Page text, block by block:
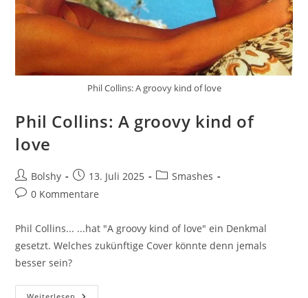
Phil Collins: A groovy kind of love
Phil Collins: A groovy kind of
love
Beitrags-
Autor:
Bolshy
Beitrag
veröffentlicht:
13. Juli 2025
Beitrags-
Smashes
Beitrags-
0 Kommentare
Phil Collins... ...hat "A groovy kind of love" ein Denkmal
gesetzt. Welches zukünftige Cover könnte denn jemals
besser sein?